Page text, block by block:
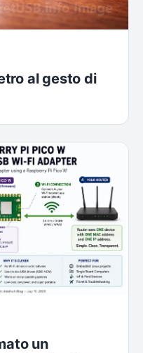
al gesto di
un